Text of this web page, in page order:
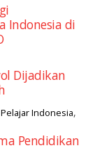
Indonesia di
Dijadikan
Pelajar Indonesia,
Pendidikan